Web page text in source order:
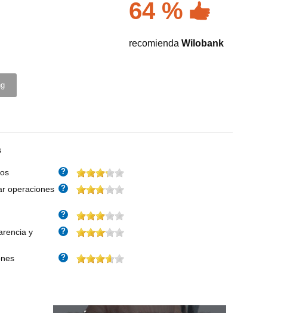
64 %
recomienda Wilobank
?
operaciones
?
?
y
?
?